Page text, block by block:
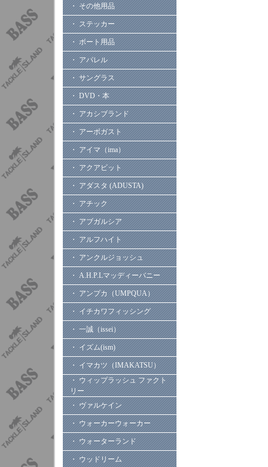
・ その他用品
・ ステッカー
・ ボート用品
・ アパレル
・ サングラス
・ DVD・本
・ アカシブランド
・ アーボガスト
・ アイマ（ima）
・ アクアビット
・ アダスタ (ADUSTA)
・ アチック
・ アブガルシア
・ アルフハイト
・ アンクルジョッシュ
・ A.H.P.Lマッディーバニー
・ アンプカ（UMPQUA）
・ イチカワフィッシング
・ 一誠（issei）
・ イズム(ism)
・ イマカツ（IMAKATSU）
・ ウィップラッシュ ファクト
リー
・ ヴァルケイン
・ ウォーカーウォーカー
・ ウォーターランド
・ ウッドリーム